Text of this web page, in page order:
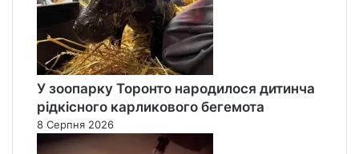
У зоопарку Торонто народилося дитинча
рідкісного карликового бегемота
8 Серпня 2026